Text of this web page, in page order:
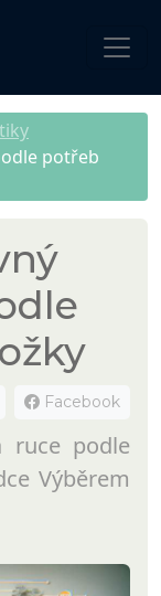
potřeb
Facebook
ruce podle
Výběrem